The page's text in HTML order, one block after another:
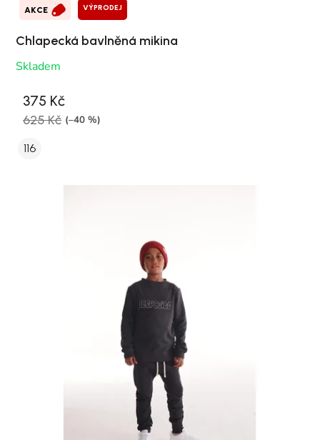
AKCE VÝPRODEJ
Chlapecká bavlněná mikina
Skladem
375 Kč
625 Kč (–40 %)
116